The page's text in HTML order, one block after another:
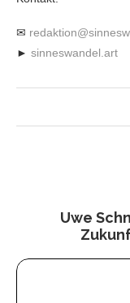
✉
► sinneswandel.art
Uwe